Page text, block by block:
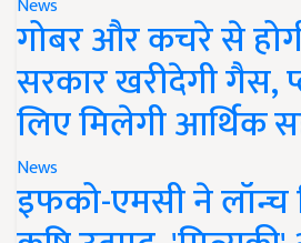
गोबर और कचरे से
सरकार खरीदेगी गैस,
लिए मिलेगी आर्थिक
News
इफको-एमसी ने लॉन्च